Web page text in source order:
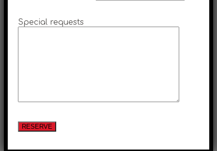
Special requests